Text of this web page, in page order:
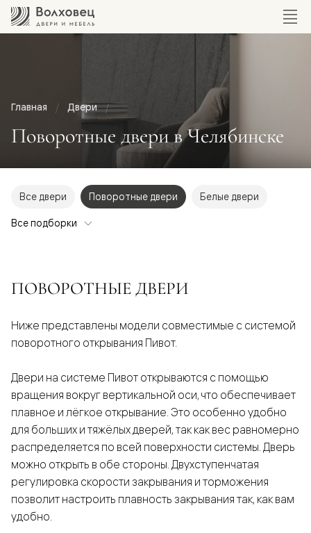
Главная Двери
Поворотные двери в Челябинске
Все двери Поворотные двери Белые двери
Все подборки
ПОВОРОТНЫЕ ДВЕРИ
Ниже представлены модели совместимые с системой
поворотного открывания Пивот.
Двери на системе Пивот открываются с помощью
вращения вокруг вертикальной оси, что обеспечивает
плавное и лёгкое открывание. Это особенно удобно
для больших и тяжёлых дверей, так как вес равномерно
распределяется по всей поверхности системы. Дверь
можно открыть в обе стороны. Двухступенчатая
регулировка скорости закрывания и торможения
позволит настроить плавность закрывания так, как вам
удобно.